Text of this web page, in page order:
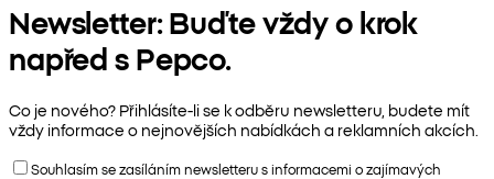
Newsletter: Buďte vždy o krok
napřed s Pepco.
Co je nového? Přihlásíte-li se k odběru newsletteru, budete mít
vždy informace o nejnovějších nabídkách a reklamních akcích.
Souhlasím se zasíláním newsletteru s informacemi o zajímavých